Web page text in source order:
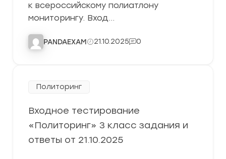
к всероссийскому полиатлону
мониторингу. Вход…
PANDAEXAM 21.10.2025 0
Политоринг
Входное тестирование
«Политоринг» 3 класс задания и
ответы от 21.10.2025